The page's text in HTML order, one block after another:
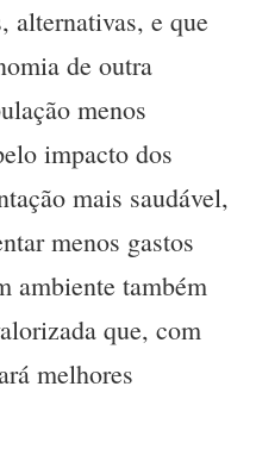
alternativas, e que
de outra
menos
impacto dos
mais saudável,
menos gastos
ambiente também
que, com
melhores